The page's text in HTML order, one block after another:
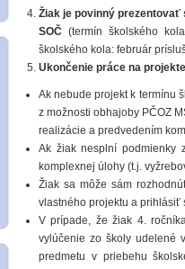
Žiak je povinný prezentovať
SOČ (termín školského
školského kola: február
Ukončenie práce na
Ak nebude projekt k termínu
z možnosti obhajoby PČOZ
realizácie a predvedením
Ak žiak nesplní podmienky
komplexnej úlohy (t.j.
Žiak sa môže sám
vlastného projektu a prihlásiť
V prípade, že žiak 4.
vylúčenie zo školy udelené
predmetu v priebehu